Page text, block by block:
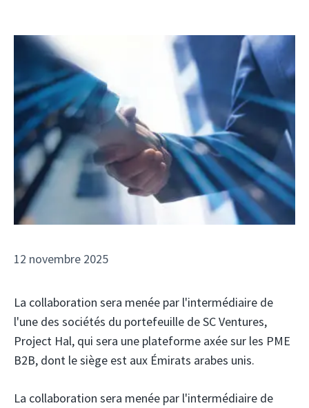
12 novembre 2025
La collaboration sera menée par l'intermédiaire de
l'une des sociétés du portefeuille de SC Ventures,
Project Hal, qui sera une plateforme axée sur les PME
B2B, dont le siège est aux Émirats arabes unis.
La collaboration sera menée par l'intermédiaire de